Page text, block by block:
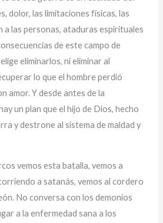
dolor, las limitaciones físicas, las
a las personas, ataduras espirituales
de este campo de
eliminarlos, ni eliminar al
lo que el hombre perdió
amor. Y desde antes de la
un plan que el hijo de Dios, hecho
y destrone al sistema de maldad y
vemos esta batalla, vemos a
a satanás, vemos al cordero
No conversa con los demonios
a la enfermedad sana a los